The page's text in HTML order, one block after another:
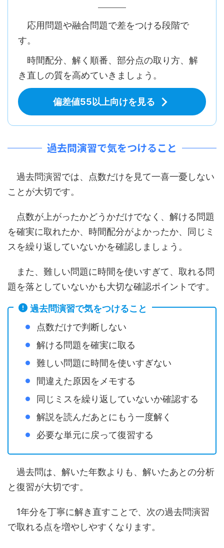
応用問題や融合問題で差をつける段階で
す。
時間配分、解く順番、部分点の取り方、解
き直しの質を高めていきましょう。
偏差値55以上向けを見る
過去問演習で気をつけること
過去問演習では、点数だけを見て一喜一憂しない
ことが大切です。
点数が上がったかどうかだけでなく、解ける問題
を確実に取れたか、時間配分がよかったか、同じミ
スを繰り返していないかを確認しましょう。
また、難しい問題に時間を使いすぎて、取れる問
題を落としていないかも大切な確認ポイントです。
過去問演習で気をつけること
点数だけで判断しない
解ける問題を確実に取る
難しい問題に時間を使いすぎない
間違えた原因をメモする
同じミスを繰り返していないか確認する
解説を読んだあとにもう一度解く
必要な単元に戻って復習する
過去問は、解いた年数よりも、解いたあとの分析
と復習が大切です。
1年分を丁寧に解き直すことで、次の過去問演習
で取れる点を増やしやすくなります。